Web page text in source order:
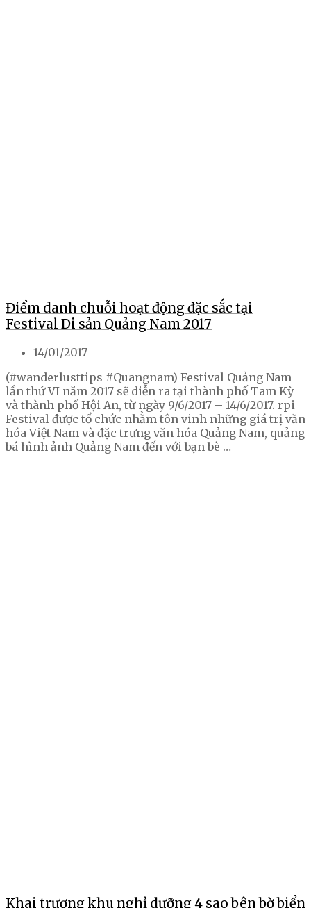
Điểm danh chuỗi hoạt động đặc sắc tại
Festival Di sản Quảng Nam 2017
14/01/2017
(#wanderlusttips #Quangnam) Festival Quảng Nam
lần thứ VI năm 2017 sẽ diễn ra tại thành phố Tam Kỳ
và thành phố Hội An, từ ngày 9/6/2017 – 14/6/2017. rpi
Festival được tổ chức nhằm tôn vinh những giá trị văn
hóa Việt Nam và đặc trưng văn hóa Quảng Nam, quảng
bá hình ảnh Quảng Nam đến với bạn bè …
Khai trương khu nghỉ dưỡng 4 sao bên bờ biển